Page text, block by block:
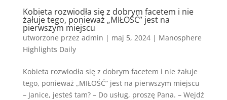
Kobieta rozwiodła się z dobrym facetem i nie
żałuje tego, ponieważ „MIŁOŚĆ” jest na
pierwszym miejscu
utworzone przez admin | maj 5, 2024| Manosphere
Highlights Daily
Kobieta rozwiodła się z dobrym facetem i nie żałuje
tego, ponieważ „MIŁOŚĆ” jest na pierwszym miejscu
– Janice, jesteś tam? – Do usług, proszę Pana. – Wejdź